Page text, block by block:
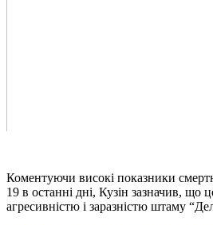
Коментуючи високі показники
19 в останні дні, Кузін зазначив, що
агресивністю і заразністю штаму